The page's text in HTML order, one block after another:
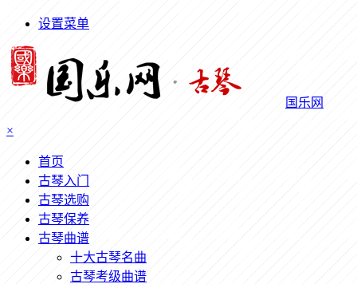
设置菜单
国乐网
×
首页
古琴入门
古琴选购
古琴保养
古琴曲谱
十大古琴名曲
古琴考级曲谱